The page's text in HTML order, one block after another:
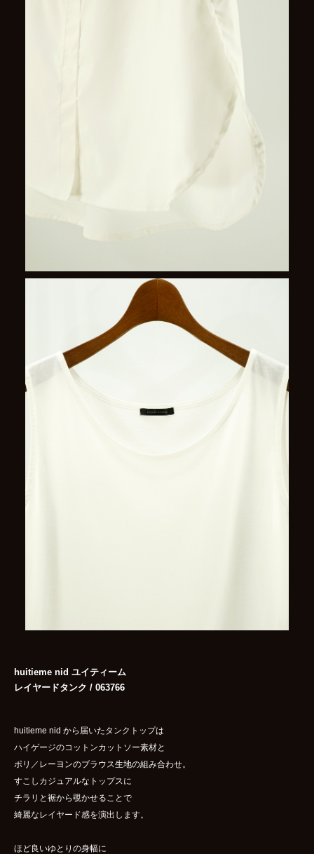
huitieme nid ユイティーム
レイヤードタンク / 063766
huitieme nid から届いたタンクトップは
ハイゲージのコットンカットソー素材と
ポリ／レーヨンのブラウス生地の組み合わせ。
すこしカジュアルなトップスに
チラリと裾から覗かせることで
綺麗なレイヤード感を演出します。
ほど良いゆとりの身幅に